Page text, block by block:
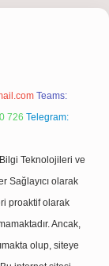
Teams:
726 Telegram:
Teknolojileri ve
Sağlayıcı olarak
proaktif olarak
Ancak,
olup, siteye